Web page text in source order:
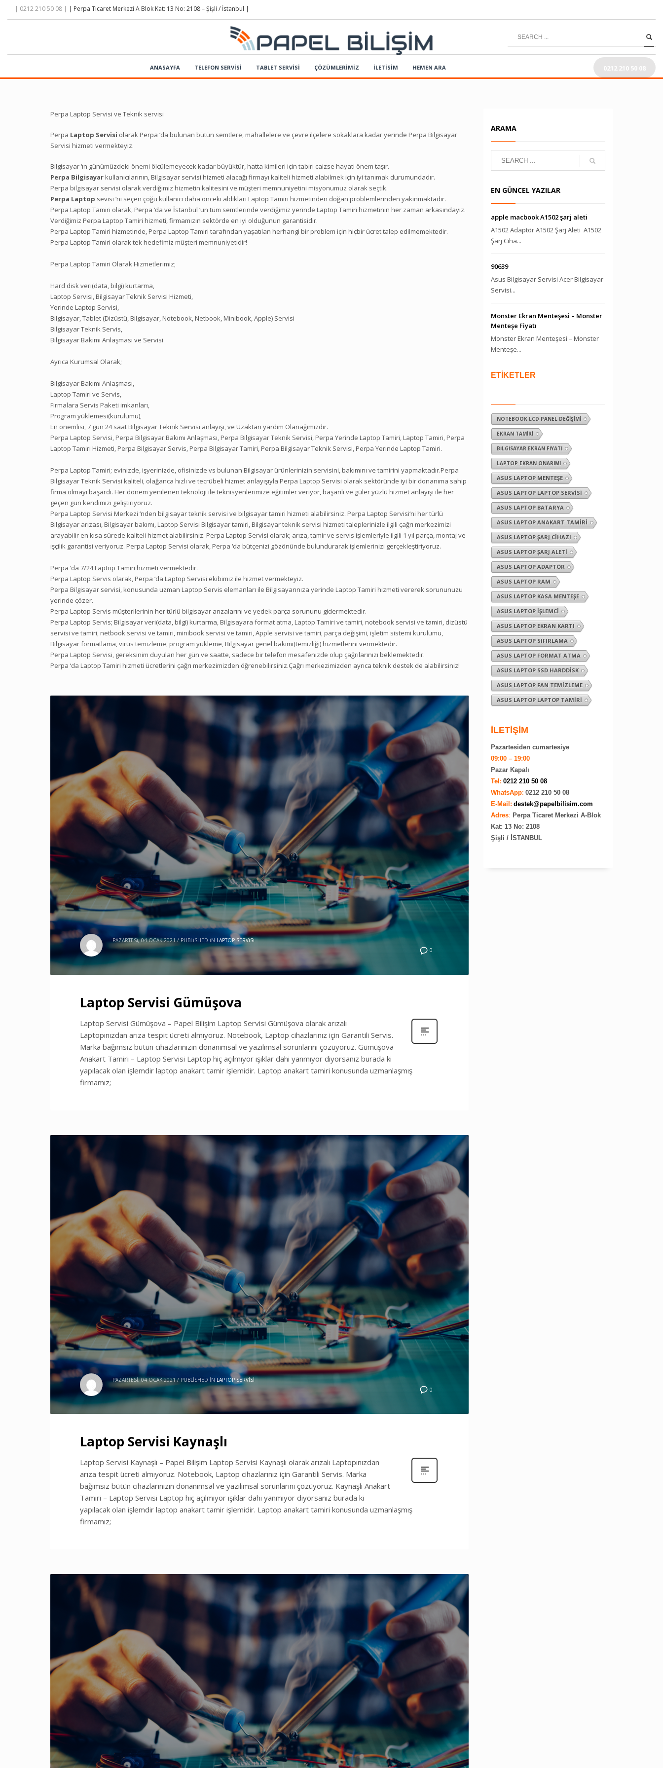
| 0212 210 50 08 | | Perpa Ticaret Merkezi A Blok Kat: 13 No: 2108 – Şişli / İstanbul |
ANASAYFA TELEFON SERVİSİ TABLET SERVİSİ ÇÖZÜMLERIMIZ İLETİSİM HEMEN ARA 0212 210 50 08
Perpa Laptop Servisi ve Teknik servisi
Perpa Laptop Servisi olarak Perpa ‘da bulunan bütün semtlere, mahallelere ve çevre ilçelere sokaklara kadar yerinde Perpa Bilgisayar
Servisi hizmeti vermekteyiz.
Bilgisayar ‘ın günümüzdeki önemi ölçülemeyecek kadar büyüktür, hatta kimileri için tabiri caizse hayati önem taşır.
Perpa Bilgisayarkullanıcılarının, Bilgisayar servisi hizmeti alacağı firmayı kaliteli hizmeti alabilmek için iyi tanımak durumundadır.
Perpa bilgisayar servisi olarak verdiğimiz hizmetin kalitesini ve müşteri memnuniyetini misyonumuz olarak seçtik.
Perpa Laptop sevisi ‘ni seçen çoğu kullanıcı daha önceki aldıkları Laptop Tamiri hizmetinden doğan problemlerinden yakınmaktadır.
Perpa Laptop Tamiri olarak, Perpa ‘da ve İstanbul ‘un tüm semtlerinde verdiğimiz yerinde Laptop Tamiri hizmetinin her zaman arkasındayız.
Verdiğimiz Perpa Laptop Tamiri hizmeti, firmamızın sektörde en iyi olduğunun garantisidir.
Perpa Laptop Tamiri hizmetinde, Perpa Laptop Tamiri tarafından yaşatılan herhangi bir problem için hiçbir ücret talep edilmemektedir.
Perpa Laptop Tamiri olarak tek hedefimiz müşteri memnuniyetidir!
Perpa Laptop Tamiri Olarak Hizmetlerimiz;
Hard disk veri(data, bilgi) kurtarma,
Laptop Servisi, Bilgisayar Teknik Servisi Hizmeti,
Yerinde Laptop Servisi,
Bilgisayar, Tablet (Dizüstü, Bilgisayar, Notebook, Netbook, Minibook, Apple) Servisi
Bilgisayar Teknik Servis,
Bilgisayar Bakımı Anlaşması ve Servisi
Ayrıca Kurumsal Olarak;
Bilgisayar Bakımı Anlaşması,
Laptop Tamiri ve Servis,
Firmalara Servis Paketi imkanları,
Program yüklemesi(kurulumu),
En önemlisi, 7 gün 24 saat Bilgisayar Teknik Servisi anlayışı, ve Uzaktan yardım Olanağımızdır.
Perpa Laptop Servisi, Perpa Bilgisayar Bakımı Anlaşması, Perpa Bilgisayar Teknik Servisi, Perpa Yerinde Laptop Tamiri, Laptop Tamiri, Perpa
Laptop Tamiri Hizmeti, Perpa Bilgisayar Servis, Perpa Bilgisayar Tamiri, Perpa Bilgisayar Teknik Servisi, Perpa Yerinde Laptop Tamiri.
Perpa Laptop Tamiri; evinizde, işyerinizde, ofisinizde vs bulunan Bilgisayar ürünlerinizin servisini, bakımını ve tamirini yapmaktadır.Perpa
Bilgisayar Teknik Servisi kaliteli, olağanca hızlı ve tecrübeli hizmet anlayışıyla Perpa Laptop Servisi olarak sektöründe iyi bir donanıma sahip
firma olmayı başardı. Her dönem yenilenen teknoloji ile teknisyenlerimize eğitimler veriyor, başarılı ve güler yüzlü hizmet anlayışı ile her
geçen gün kendimizi geliştiriyoruz.
Perpa Laptop Servisi Merkezi ‘nden bilgisayar teknik servisi ve bilgisayar tamiri hizmeti alabilirsiniz. Perpa Laptop Servisi‘ni her türlü
Bilgisayar arızası, Bilgisayar bakımı, Laptop Servisi Bilgisayar tamiri, Bilgisayar teknik servisi hizmeti taleplerinizle ilgili çağrı merkezimizi
arayabilir en kısa sürede kaliteli hizmet alabilirsiniz. Perpa Laptop Servisi olarak; arıza, tamir ve servis işlemleriyle ilgili 1 yıl parça, montaj ve
işçilik garantisi veriyoruz. Perpa Laptop Servisi olarak, Perpa ‘da bütçenizi gözönünde bulundurarak işlemlerinizi gerçekleştiriyoruz.
Perpa ‘da 7/24 Laptop Tamiri hizmeti vermektedir.
Perpa Laptop Servis olarak, Perpa ‘da Laptop Servisi ekibimiz ile hizmet vermekteyiz.
Perpa Bilgisayar servisi, konusunda uzman Laptop Servis elemanları ile Bilgisayarınıza yerinde Laptop Tamiri hizmeti vererek sorununuzu
yerinde çözer.
Perpa Laptop Servis müşterilerinin her türlü bilgisayar arızalarını ve yedek parça sorununu gidermektedir.
Perpa Laptop Servis; Bilgisayar veri(data, bilgi) kurtarma, Bilgisayara format atma, Laptop Tamiri ve tamiri, notebook servisi ve tamiri, dizüstü
servisi ve tamiri, netbook servisi ve tamiri, minibook servisi ve tamiri, Apple servisi ve tamiri, parça değişimi, işletim sistemi kurulumu,
Bilgisayar formatlama, virüs temizleme, program yükleme, Bilgisayar genel bakımı(temizliği) hizmetlerini vermektedir.
Perpa Laptop Servisi, gereksinim duyulan her gün ve saatte, sadece bir telefon mesafenizde olup çağrılarınızı beklemektedir.
Perpa ‘da Laptop Tamiri hizmeti ücretlerini çağrı merkezimizden öğrenebilirsiniz.Çağrı merkezimizden ayrıca teknik destek de alabilirsiniz!
0
PAZARTESI, 04 OCAK 2021 / PUBLISHED IN LAPTOP SERVISI
Laptop Servisi Gümüşova
Laptop Servisi Gümüşova – Papel Bilişim Laptop Servisi Gümüşova olarak arızalı
Laptopınızdan arıza tespit ücreti almıyoruz. Notebook, Laptop cihazlarınız için Garantili Servis.
Marka bağımsız bütün cihazlarınızın donanımsal ve yazılımsal sorunlarını çözüyoruz. Gümüşova
Anakart Tamiri – Laptop Servisi Laptop hiç açılmıyor ışıklar dahi yanmıyor diyorsanız burada ki
yapılacak olan işlemdir laptop anakart tamir işlemidir. Laptop anakart tamiri konusunda uzmanlaşmış
firmamız;
0
PAZARTESI, 04 OCAK 2021 / PUBLISHED IN LAPTOP SERVISI
Laptop Servisi Kaynaşlı
Laptop Servisi Kaynaşlı – Papel Bilişim Laptop Servisi Kaynaşlı olarak arızalı Laptopınızdan
arıza tespit ücreti almıyoruz. Notebook, Laptop cihazlarınız için Garantili Servis. Marka
bağımsız bütün cihazlarınızın donanımsal ve yazılımsal sorunlarını çözüyoruz. Kaynaşlı Anakart
Tamiri – Laptop Servisi Laptop hiç açılmıyor ışıklar dahi yanmıyor diyorsanız burada ki
yapılacak olan işlemdir laptop anakart tamir işlemidir. Laptop anakart tamiri konusunda uzmanlaşmış
firmamız;
ARAMA
EN GÜNCEL YAZILAR
apple macbook A1502 şarj aleti
A1502 Adaptör A1502 Şarj Aleti A1502
Şarj Ciha...
90639
Asus Bilgisayar Servisi Acer Bilgisayar
Servisi...
Monster Ekran Menteşesi – Monster
Menteşe Fiyatı
Monster Ekran Menteşesi – Monster
Menteşe...
ETİKETLER
NOTEBOOK LCD PANEL DEĞIŞIMI
EKRAN TAMIRI
BILGISAYAR EKRAN FIYATI
LAPTOP EKRAN ONARIMI
ASUS LAPTOP MENTEŞE
ASUS LAPTOP LAPTOP SERVISI
ASUS LAPTOP BATARYA
ASUS LAPTOP ANAKART TAMIRI
ASUS LAPTOP ŞARJ CIHAZI
ASUS LAPTOP ŞARJ ALETI
ASUS LAPTOP ADAPTÖR
ASUS LAPTOP RAM
ASUS LAPTOP KASA MENTEŞE
ASUS LAPTOP İŞLEMCI
ASUS LAPTOP EKRAN KARTI
ASUS LAPTOP SIFIRLAMA
ASUS LAPTOP FORMAT ATMA
ASUS LAPTOP SSD HARDDISK
ASUS LAPTOP FAN TEMIZLEME
ASUS LAPTOP LAPTOP TAMIRI
İLETİŞİM
Pazartesiden cumartesiye
09:00 – 19:00
Pazar Kapalı
Tel: 0212 210 50 08
WhatsApp: 0212 210 50 08
E-Mail: destek@papelbilisim.com
Adres: Perpa Ticaret Merkezi A-Blok
Kat: 13 No: 2108
Şişli / İSTANBUL